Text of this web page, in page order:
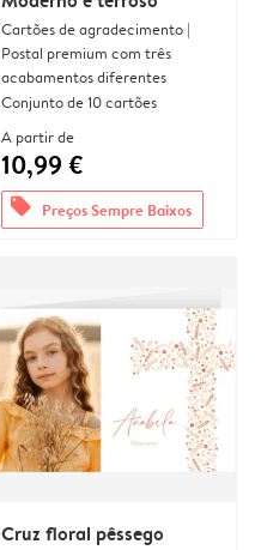
Cartões de agradecimento |
Postal premium com três
acabamentos diferentes
Conjunto de 10 cartões
A partir de
10,99 €
offers Preços Sempre Baixos
Cruz floral pêssego